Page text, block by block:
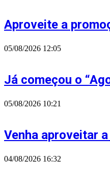
Aproveite a
05/08/2026 12:05
Já começou o
05/08/2026 10:21
Venha aproveitar
04/08/2026 16:32